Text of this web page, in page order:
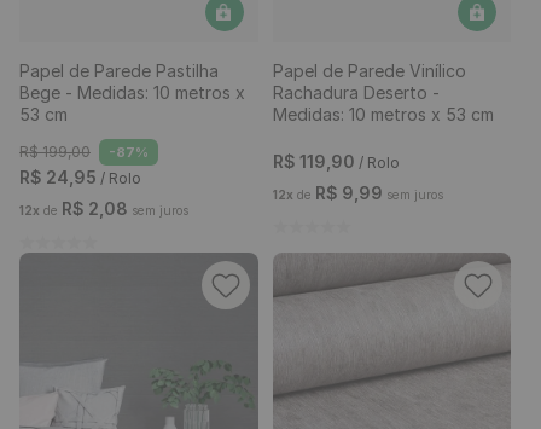
Papel de Parede Pastilha
Bege - Medidas: 10 metros x
53 cm
R$ 199,00 -87%
R$ 24 95 / Rolo
12x de R$ 2 08 sem juros
Papel de Parede Vinílico
Rachadura Deserto -
Medidas: 10 metros x 53 cm
R$ 119 90 / Rolo
12x de R$ 9 99 sem juros